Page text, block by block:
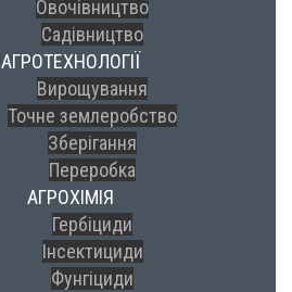
Овочівництво
Садівництво
АГРОТЕХНОЛОГІЇ
Вирощування
Точне землеробство
Зберігання
Переробка
АГРОХІМІЯ
Гербіциди
Інсектициди
Фунгіциди